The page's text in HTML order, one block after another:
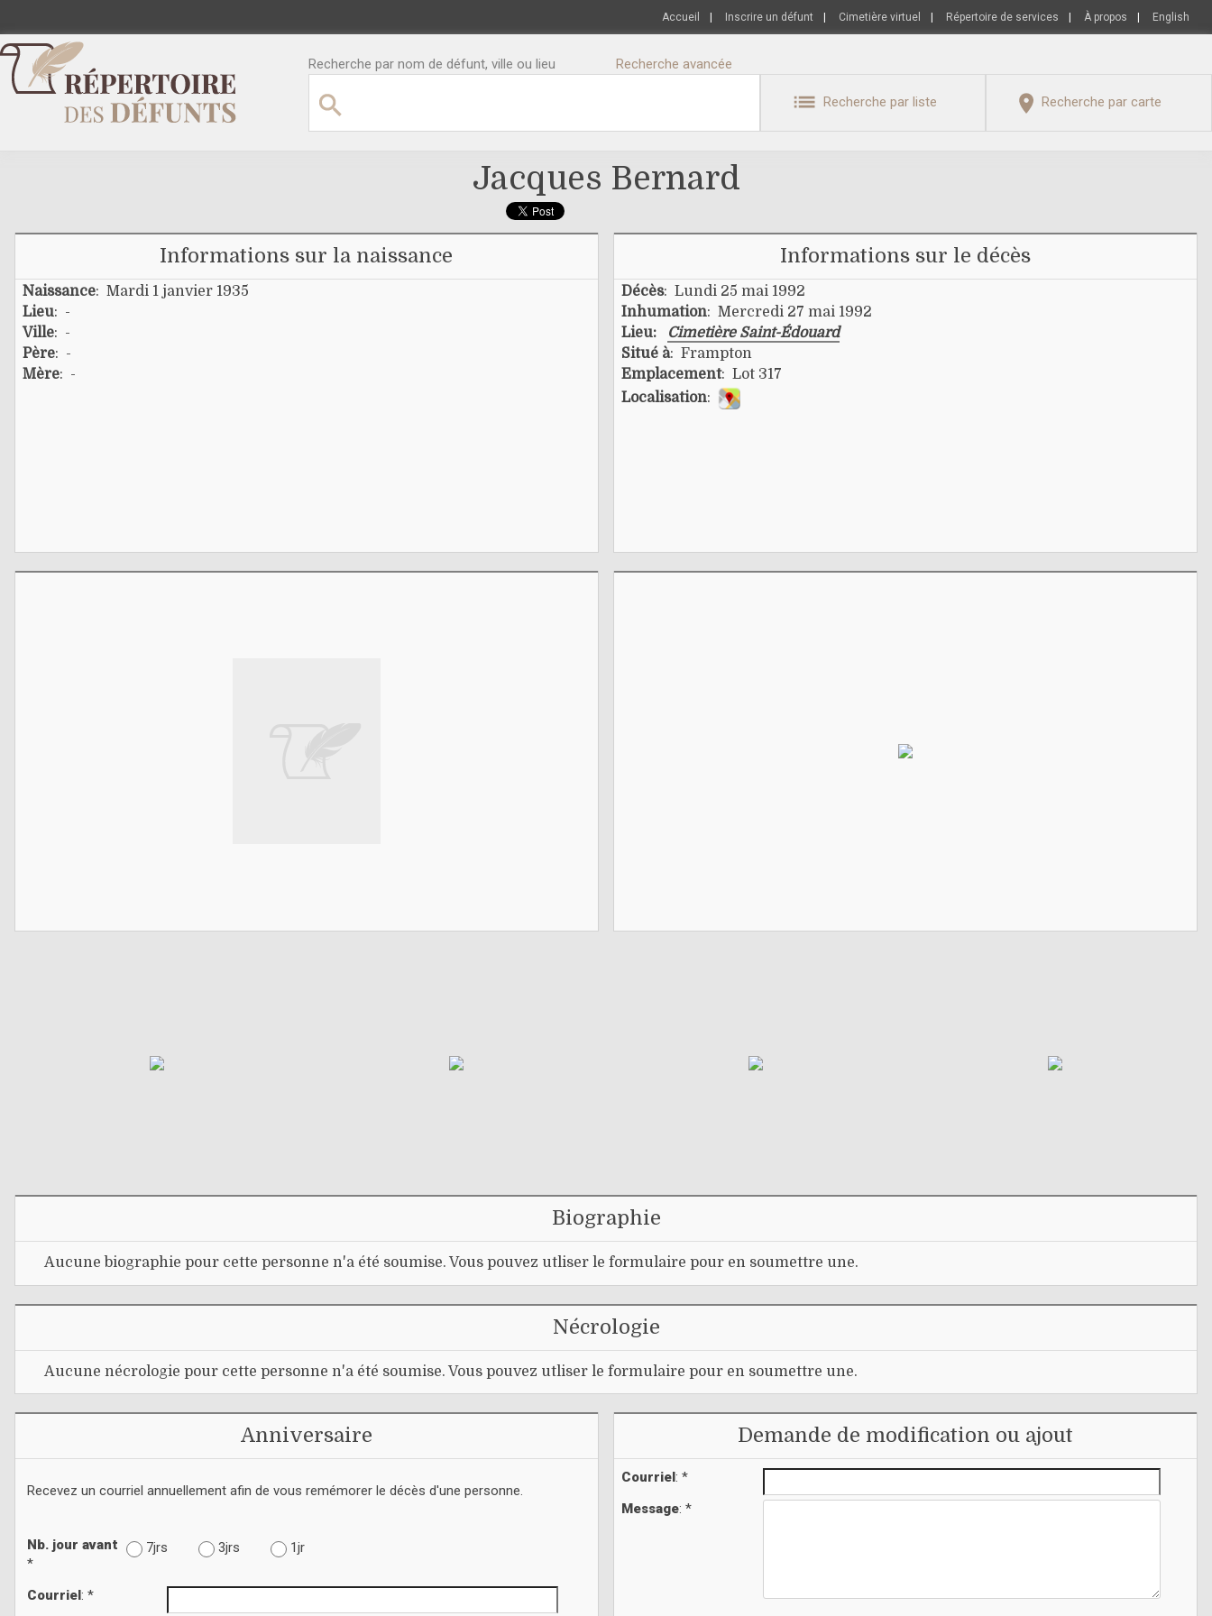
Accueil Inscrire un défunt Cimetière virtuel Répertoire de services À propos English
Recherche par nom de défunt, ville ou lieu Recherche avancée
Recherche par liste Recherche par carte
Jacques Bernard
Informations sur la naissance
Naissance: Mardi 1 janvier 1935
Lieu: -
Ville: -
Père: -
Mère: -
Informations sur le décès
Décès: Lundi 25 mai 1992
Inhumation: Mercredi 27 mai 1992
Lieu:
Cimetière Saint-Édouard
Situé à: Frampton
Emplacement: Lot 317
Localisation:
Biographie
Aucune biographie pour cette personne n'a été soumise. Vous pouvez utliser le formulaire pour en soumettre une.
Nécrologie
Aucune nécrologie pour cette personne n'a été soumise. Vous pouvez utliser le formulaire pour en soumettre une.
Anniversaire
Recevez un courriel annuellement afin de vous remémorer le décès d'une personne.
Nb. jour avant
*
7jrs 3jrs 1jr
Courriel: *
Demande de modification ou ajout
Courriel: *
Message: *